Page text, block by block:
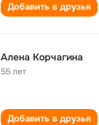
Добавить в друзья
Алена Корчагина
55 лет
Добавить в друзья